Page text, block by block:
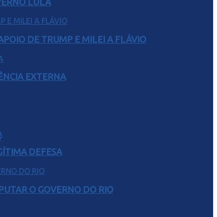
DE TRUMP E MILEI A FLÁVIO
EXTERNA
DEFESA
O GOVERNO DO RIO